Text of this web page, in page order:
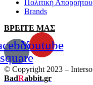
Πολιτική Απορρήτου
Brands
ΒΡΕΙΤΕ ΜΑΣ
square
Youtube
© Copyright 2023 –
BadRabbit.gr